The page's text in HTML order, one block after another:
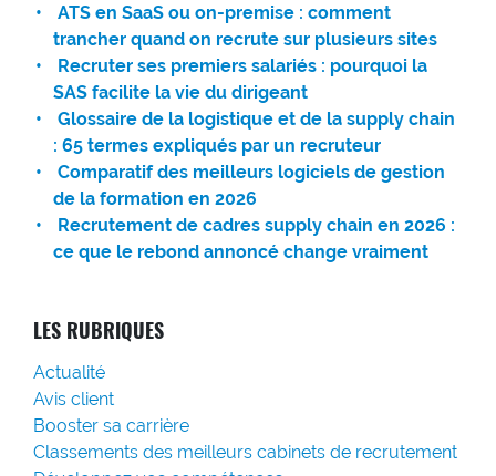
ATS en SaaS ou on-premise : comment
trancher quand on recrute sur plusieurs sites
Recruter ses premiers salariés : pourquoi la
SAS facilite la vie du dirigeant
Glossaire de la logistique et de la supply chain
: 65 termes expliqués par un recruteur
Comparatif des meilleurs logiciels de gestion
de la formation en 2026
Recrutement de cadres supply chain en 2026 :
ce que le rebond annoncé change vraiment
LES RUBRIQUES
Actualité
Avis client
Booster sa carrière
Classements des meilleurs cabinets de recrutement